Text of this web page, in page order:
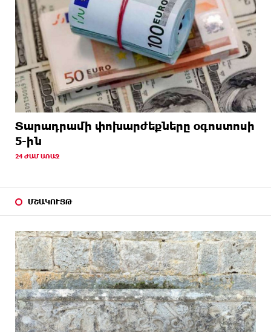
Տարադրամի փոխարժեքները օգոստոսի
5-ին
24 ԺԱՄ ԱՌԱՋ
ՄՇԱԿՈՒՅԹ